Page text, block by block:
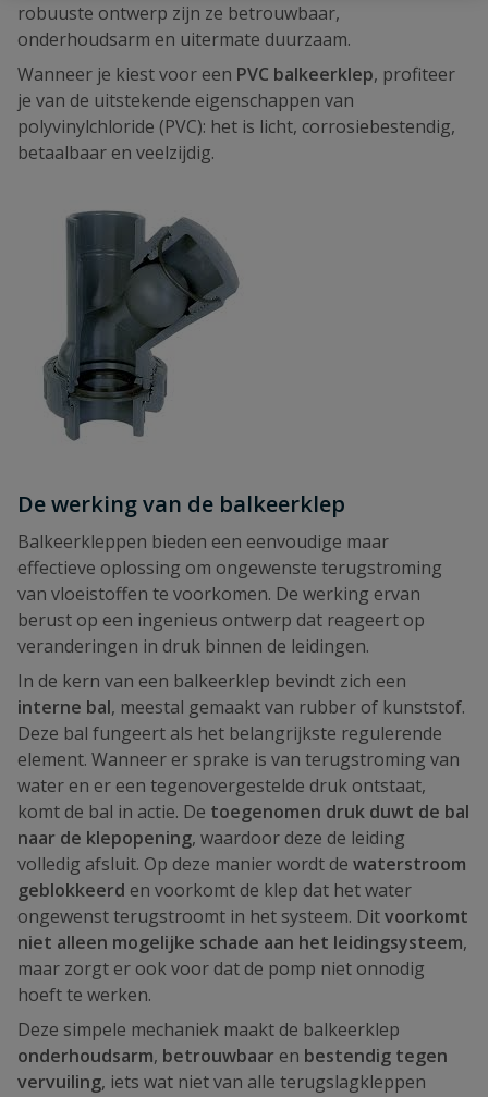
robuuste ontwerp zijn ze betrouwbaar,
onderhoudsarm en uitermate duurzaam.
Wanneer je kiest voor een PVC balkeerklep, profiteer
je van de uitstekende eigenschappen van
polyvinylchloride (PVC): het is licht, corrosiebestendig,
betaalbaar en veelzijdig.
De werking van de balkeerklep
Balkeerkleppen bieden een eenvoudige maar
effectieve oplossing om ongewenste terugstroming
van vloeistoffen te voorkomen. De werking ervan
berust op een ingenieus ontwerp dat reageert op
veranderingen in druk binnen de leidingen.
In de kern van een balkeerklep bevindt zich een
interne bal, meestal gemaakt van rubber of kunststof.
Deze bal fungeert als het belangrijkste regulerende
element. Wanneer er sprake is van terugstroming van
water en er een tegenovergestelde druk ontstaat,
komt de bal in actie. De toegenomen druk duwt de bal
naar de klepopening, waardoor deze de leiding
volledig afsluit. Op deze manier wordt de waterstroom
geblokkeerd en voorkomt de klep dat het water
ongewenst terugstroomt in het systeem. Ditvoorkomt
niet alleen mogelijke schade aan het leidingsysteem,
maar zorgt er ook voor dat de pomp niet onnodig
hoeft te werken.
Deze simpele mechaniek maakt de balkeerklep
onderhoudsarm, betrouwbaar en bestendig tegen
vervuiling, iets wat niet van alle terugslagkleppen